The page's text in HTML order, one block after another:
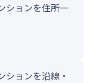
ションを住所一
ョンを沿線・